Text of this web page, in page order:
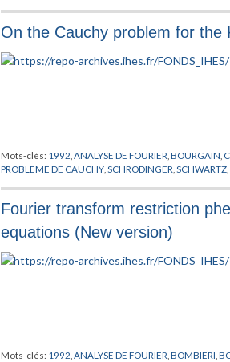
On the Cauchy problem for the
Mots-clés: 1992 ANALYSE DE FOURIER ,BOURGAIN
PROBLEME DE CAUCHY SCHRODINGER SCHWARTZ
Fourier transform restriction
equations (New version)
Mots-clés: 1992 ,ANALYSE DE FOURIER ,BOMBIERI ,